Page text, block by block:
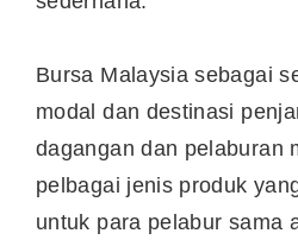
Bursa Malaysia sebagai
modal dan destinasi
dagangan dan pelaburan
pelbagai jenis produk
untuk para pelabur sama